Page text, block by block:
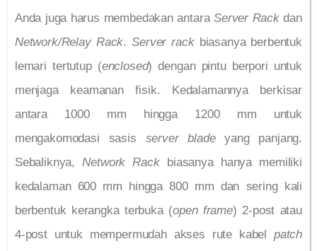
Anda juga harus membedakan antaraServer Rackdan
Network/Relay Rack.Server rackbiasanya berbentuk
lemari tertutup (enclosed) dengan pintu berpori untuk
menjaga keamanan fisik. Kedalamannya berkisar
antara 1000 mm hingga 1200 mm untuk
mengakomodasi sasis server bladeyang panjang.
Sebaliknya,Network Rackbiasanya hanya memiliki
kedalaman 600 mm hingga 800 mm dan sering kali
berbentuk kerangka terbuka (open frame) 2-post atau
4-post untuk mempermudah akses rute kabel patch